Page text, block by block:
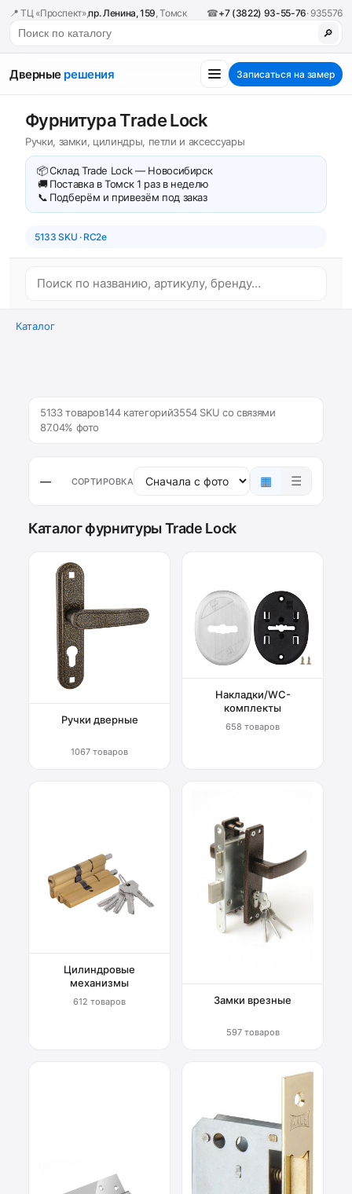
📍 ТЦ «Проспект»,пр. Ленина, 159, Томск ☎+7 (3822) 93-55-76· 935576
🔎
Дверные решения Записаться на замер
Фурнитура Trade Lock
Ручки, замки, цилиндры, петли и аксессуары
📦Склад Trade Lock — Новосибирск
🚚 Поставка в Томск 1 раз в неделю
📞 Подберём и привезём под заказ
5133 SKU · RC2e
Каталог
5133 товаров144 категорий3554 SKU со связями
87.04% фото
— СОРТИРОВКА ▦ ☰
Каталог фурнитуры Trade Lock
Ручки дверные
1067 товаров
Накладки/WC-
комплекты
658 товаров
Цилиндровые
механизмы
612 товаров Замки врезные
597 товаров